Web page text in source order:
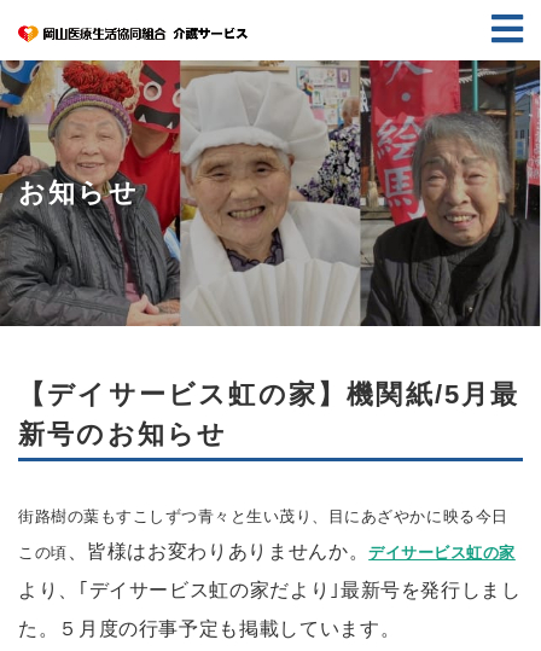
お知らせ
【デイサービス虹の家】機関紙/5月最
新号のお知らせ
街路樹の葉もすこしずつ青々と生い茂り、目にあざやかに映る今日
この頃
、皆様はお変わりありませんか。デイサービス虹の家
より、｢デイサービス虹の家だより｣最新号を発行しまし
た。
５月度の行事予定も掲載しています。